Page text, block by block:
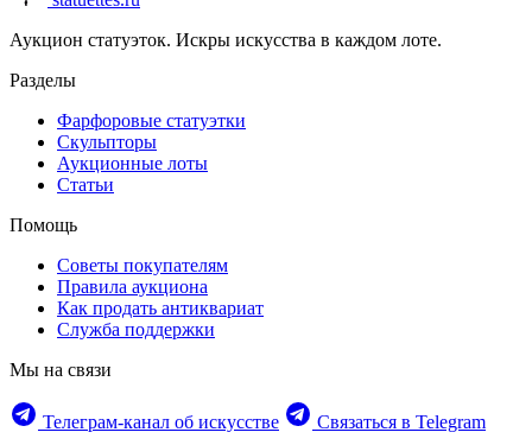
Аукцион статуэток. Искры искусства в каждом лоте.
Разделы
Фарфоровые статуэтки
Скульпторы
Аукционные лоты
Статьи
Помощь
Советы покупателям
Правила аукциона
Как продать антиквариат
Служба поддержки
Мы на связи
Телеграм‑канал об искусстве Связаться в Telegram